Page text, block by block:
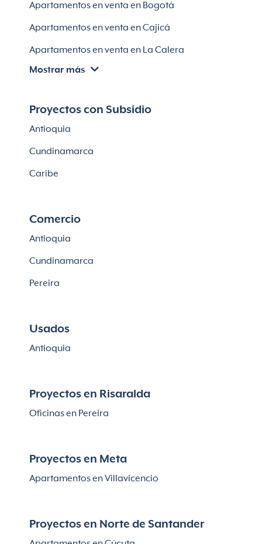
Apartamentos en venta en Bogotá
Apartamentos en venta en Cajicá
Apartamentos en venta en La Calera
Apartamentos en venta en Chía
Casas en Cajicá
Mostrar más
Proyectos con Subsidio
Antioquia
Cundinamarca
Caribe
Comercio
Antioquia
Cundinamarca
Pereira
Usados
Antioquia
Proyectos en Risaralda
Oficinas en Pereira
Proyectos en Meta
Apartamentos en Villavicencio
Proyectos en Norte de Santander